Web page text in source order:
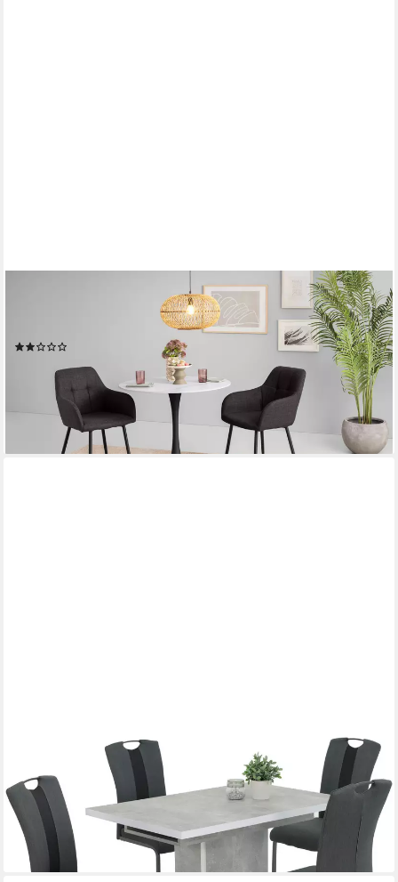
Essgruppe MOSEL, (3-tlg), Tisch 90x75 cm, Platte rund,
gesinterter Stein, Armlehnenstuhl
lieferbar - in 5-6 Werktagen bei dir
Essgruppe DONAU, (5-tlg),
Säulentisch;Einlegeplatte;ausziehbar;Schwinger;Griff
438,74 €
UVP699,99 €
-37%
lieferbar - in 5-6 Werktagen bei dir